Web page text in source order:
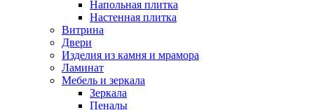
Напольная плитка
Настенная плитка
Витрина
Двери
Изделия из камня и мрамора
Ламинат
Мебель и зеркала
Зеркала
Пеналы